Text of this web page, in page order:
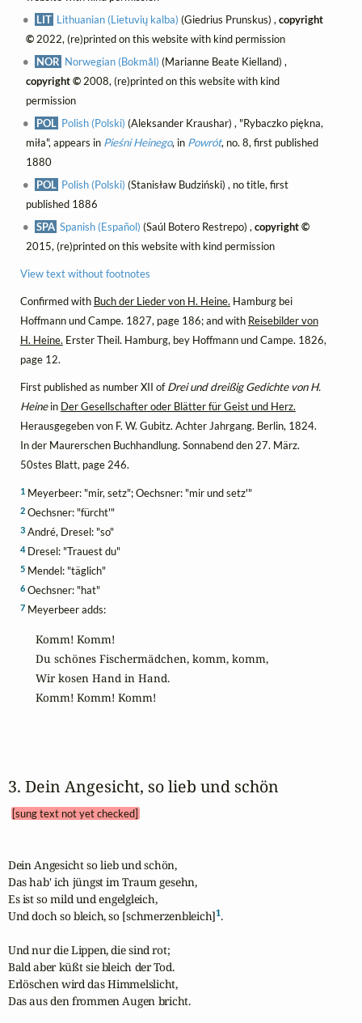
LIT Lithuanian (Lietuvių kalba) (Giedrius Prunskus) ,copyright
©2022, (re)printed on this website with kind permission
NOR Norwegian (Bokmål) (Marianne Beate Kielland) ,
copyright ©2008, (re)printed on this website with kind
permission
POL Polish (Polski) (Aleksander Kraushar) , "Rybaczko piękna,
miła", appears in Pieśni Heinego, in Powrót, no. 8, first published
1880
POL Polish (Polski) (Stanisław Budziński) , no title, first
published 1886
SPA Spanish (Español) (Saúl Botero Restrepo) ,copyright ©
2015, (re)printed on this website with kind permission
View text without footnotes
Confirmed with Buch der Lieder von H. Heine. Hamburg bei
Hoffmann und Campe. 1827, page 186; and with Reisebilder von
H. Heine. Erster Theil. Hamburg, bey Hoffmann und Campe. 1826,
page 12.
First published as number XII ofDrei und dreißig Gedichte von H.
Heinein Der Gesellschafter oder Blätter für Geist und Herz.
Herausgegeben von F. W. Gubitz. Achter Jahrgang. Berlin, 1824.
In der Maurerschen Buchhandlung. Sonnabend den 27. März.
50stes Blatt, page 246.
1Meyerbeer: "mir, setz"; Oechsner: "mir und setz'"
2Oechsner: "fürcht'"
3André, Dresel: "so"
4Dresel: "Trauest du"
5Mendel: "täglich"
6Oechsner: "hat"
7Meyerbeer adds:
Komm! Komm!
Du schönes Fischermädchen, komm, komm,
Wir kosen Hand in Hand.
Komm! Komm! Komm!
3. Dein Angesicht, so lieb und schön
[sung text not yet checked]
Dein Angesicht so lieb und schön,
Das hab' ich jüngst im Traum gesehn,
Es ist so mild und engelgleich,
Und doch so bleich, so [schmerzenbleich]1.
Und nur die Lippen, die sind rot;
Bald aber küßt sie bleich der Tod.
Erlöschen wird das Himmelslicht,
Das aus den frommen Augen bricht.